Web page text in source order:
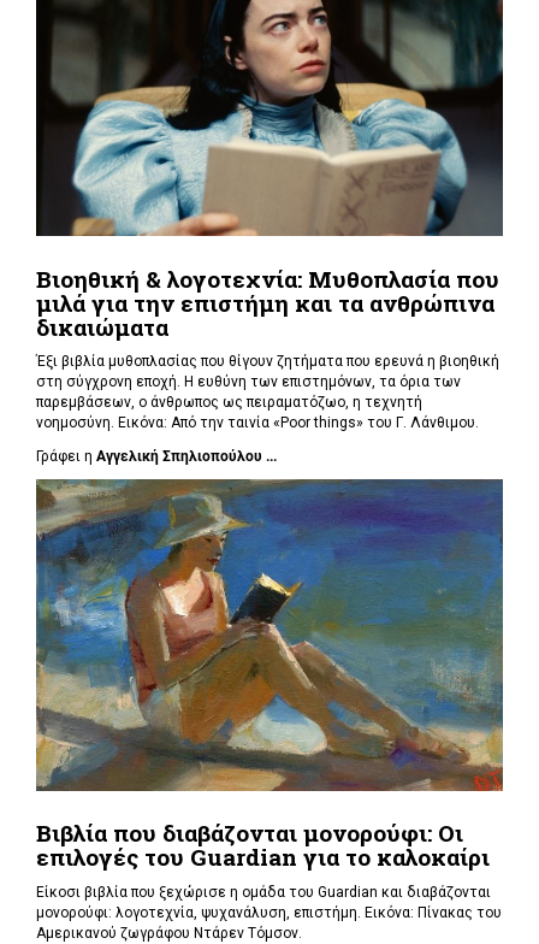
Βιοηθική & λογοτεχνία: Μυθοπλασία που
μιλά για την επιστήμη και τα ανθρώπινα
δικαιώματα
Έξι βιβλία μυθοπλασίας που θίγουν ζητήματα που ερευνά η βιοηθική
στη σύγχρονη εποχή. Η ευθύνη των επιστημόνων, τα όρια των
παρεμβάσεων, ο άνθρωπος ως πειραματόζωο, η τεχνητή
νοημοσύνη. Εικόνα: Από την ταινία «Poor things» του Γ. Λάνθιμου.
Γράφει η Αγγελική Σπηλιοπούλου ...
Βιβλία που διαβάζονται μονορούφι: Οι
επιλογές του Guardian για το καλοκαίρι
Είκοσι βιβλία που ξεχώρισε η ομάδα του Guardian και διαβάζονται
μονορούφι: λογοτεχνία, ψυχανάλυση, επιστήμη. Εικόνα: Πίνακας του
Αμερικανού ζωγράφου Ντάρεν Τόμσον.